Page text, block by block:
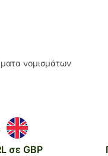
νομισμάτων
σε GBP